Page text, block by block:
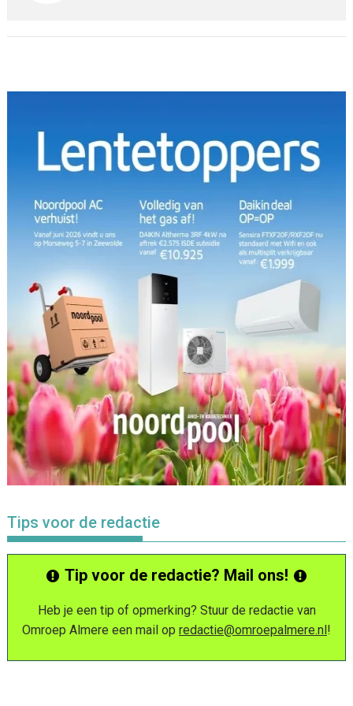
Tips voor de redactie
Tip voor de redactie? Mail ons!
Heb je een tip of opmerking? Stuur de redactie van
Omroep Almere een mail op redactie@omroepalmere.nl!